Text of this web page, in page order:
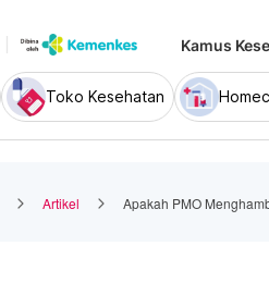
Kamus
Toko Kesehatan
Artikel Apakah PMO